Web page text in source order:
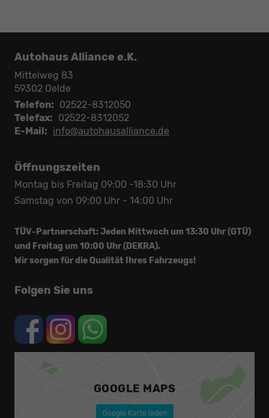
Autohaus Alliance e.K.
Mittelweg 83
59302 Oelde
Telefon: 02522-8312050
Telefax: 02522-8312052
E-Mail: info@autohausalliance.de
Öffnungszeiten
Montag bis Freitag 09:00 -18:30 Uhr
Samstag von 09:00 Uhr - 14:00 Uhr
TÜV-Partnerschaft: Jeden Mittwoch um 13:30 Uhr (GTÜ)
und Freitag um 10:00 Uhr (DEKRA).
Wir sorgen für die Qualität Ihres Fahrzeugs!
Folgen Sie uns
GOOGLE MAPS
Google Karte laden